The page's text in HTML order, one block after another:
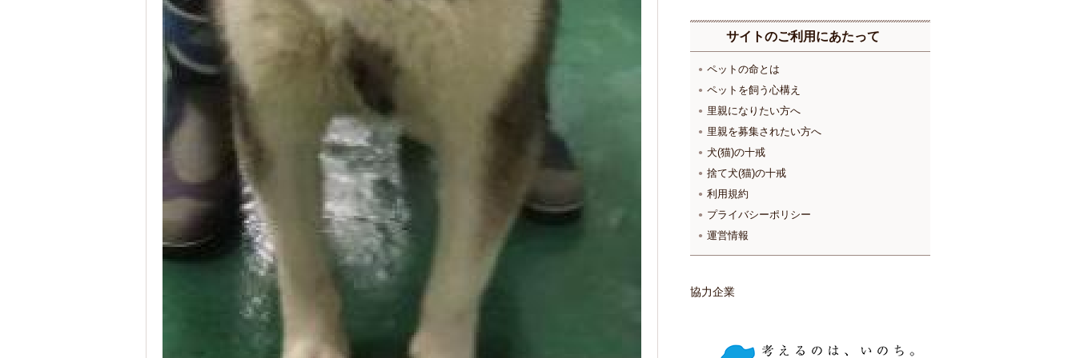
サイトのご利用にあたって
ペットの命とは
ペットを飼う心構え
里親になりたい方へ
里親を募集されたい方へ
犬(猫)の十戒
捨て犬(猫)の十戒
利用規約
プライバシーポリシー
運営情報
協力企業